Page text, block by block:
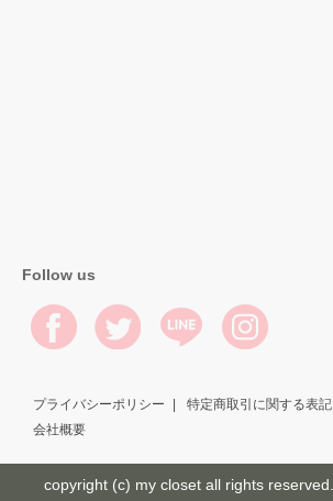
Follow us
プライバシーポリシー 特定商取引に関する表記
会社概要
copyright (c) my closet all rights reserved.